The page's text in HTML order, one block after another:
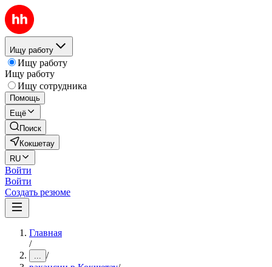
Ищу работу
Ищу работу
Ищу работу
Ищу сотрудника
Помощь
Ещё
Поиск
Кокшетау
RU
Войти
Войти
Создать резюме
Главная
/
... /